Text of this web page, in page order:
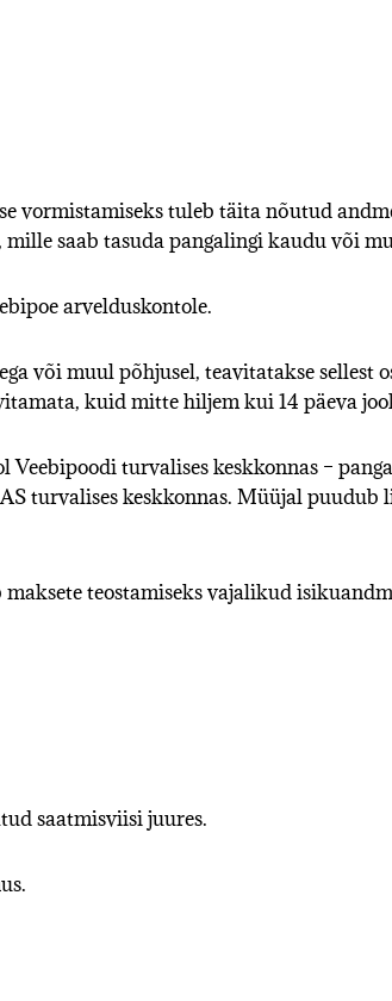
vormistamiseks tuleb täita nõutud
saab tasuda pangalingi kaudu või
arvelduskontole.
või muul põhjusel, teavitatakse sellest
kuid mitte hiljem kui 14 päeva
Veebipoodi turvalises keskkonnas –
turvalises keskkonnas. Müüjal
teostamiseks vajalikud
saatmisviisi juures.